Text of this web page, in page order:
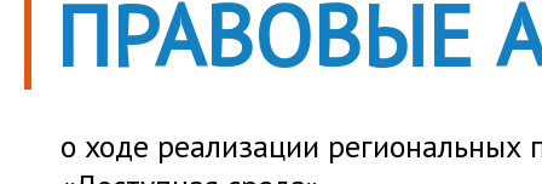
ПРАВОВЫЕ
о ходе реализации региональных